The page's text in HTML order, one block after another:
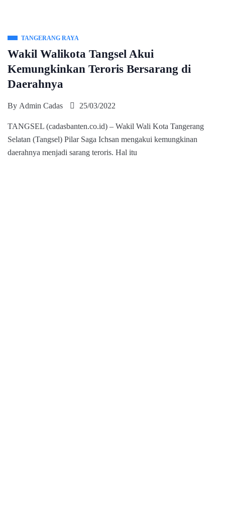
TANGERANG RAYA
Wakil Walikota Tangsel Akui
Kemungkinkan Teroris Bersarang di
Daerahnya
By Admin Cadas 25/03/2022
TANGSEL (cadasbanten.co.id) – Wakil Wali Kota Tangerang
Selatan (Tangsel) Pilar Saga Ichsan mengakui kemungkinan
daerahnya menjadi sarang teroris. Hal itu